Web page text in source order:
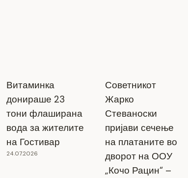
Витаминка
донираше 23
тони флаширана
вода за жителите
на Гостивар
24.07.2026
Советникот
Жарко
Стеваноски
пријави сечење
на платаните во
дворот на ООУ
„Кочо Рацин“ –